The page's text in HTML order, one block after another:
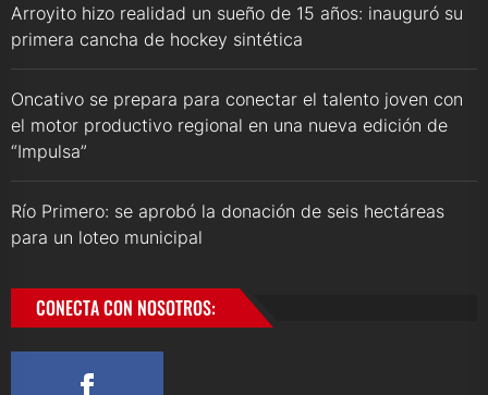
Arroyito hizo realidad un sueño de 15 años: inauguró su
primera cancha de hockey sintética
Oncativo se prepara para conectar el talento joven con
el motor productivo regional en una nueva edición de
“Impulsa”
Río Primero: se aprobó la donación de seis hectáreas
para un loteo municipal
CONECTA CON NOSOTROS: